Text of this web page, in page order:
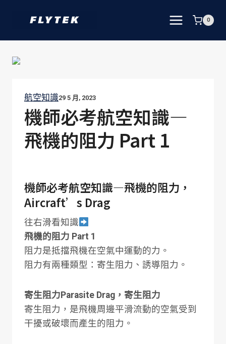
0
航空知識29 5 月, 2023
機師必考航空知識—
飛機的阻力 Part 1
機師必考航空知識—飛機的阻力，
Aircraft’s Drag
往右滑看知識
飛機的阻力 Part 1
阻力是抵擋飛機在空氣中運動的力。
阻力有兩種類型：寄生阻力、誘導阻力。
寄生阻力Parasite Drag，寄生阻力
寄生阻力，是飛機周邊平滑流動的空氣受到
干擾或破壞而產生的阻力。